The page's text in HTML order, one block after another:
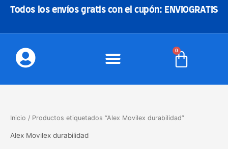
Todos los envíos gratis con el cupón: ENVIOGRATIS
0
Carrito
Inicio / Productos etiquetados “Alex Movilex durabilidad”
Alex Movilex durabilidad